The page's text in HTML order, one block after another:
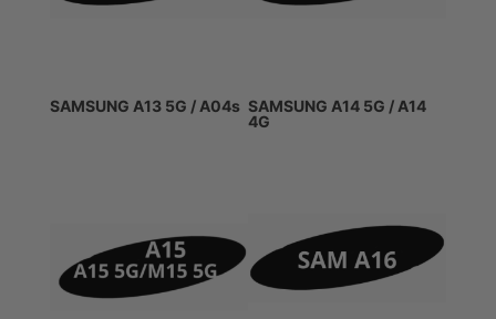
SAMSUNG A13 5G / A04s SAMSUNG A14 5G / A14
4G